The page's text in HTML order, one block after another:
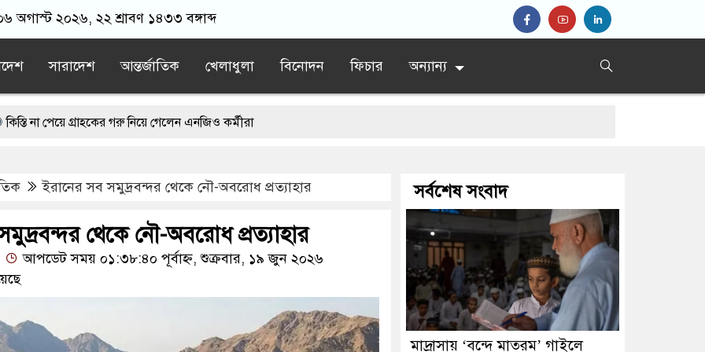
অগাস্ট ২০২৬, ২২ শ্রাবণ ১৪৩৩ বঙ্গাব্দ
সারাদেশ আন্তর্জাতিক খেলাধুলা বিনোদন ফিচার অন্যান্য
গ্রাহকের গরু নিয়ে গেলেন এনজিও কর্মীরা
ব্যাঘাত, যাত্রীবাহী বিমানের কাছে চলে আসে ট্রাম্পের হেলিকপ্টার
সতর্কবার্তা দিলেন সোনাম ওয়াংচুক
ইরানের সব সমুদ্রবন্দর থেকে নৌ-অবরোধ প্রত্যাহার
থেকে নৌ-অবরোধ প্রত্যাহার
আপডেট সময় ০১:৩৮:৪০ পূর্বাহ্ন, শুক্রবার, ১৯ জুন ২০২৬
সর্বশেষ সংবাদ
মাদ্রাসায় ‘বন্দে মাতরম’ গাইলে